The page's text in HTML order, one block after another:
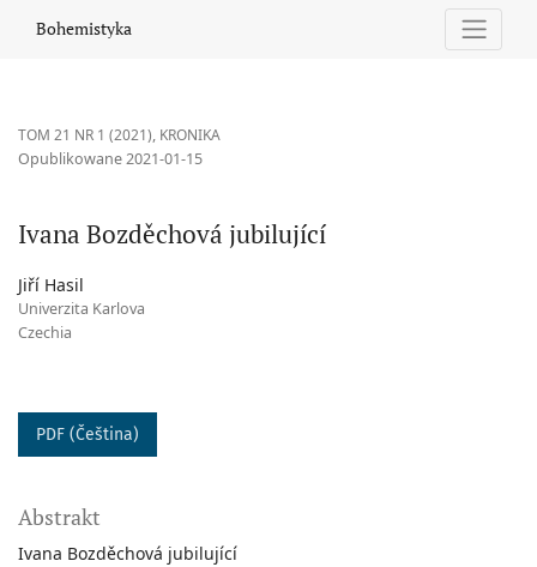
Bohemistyka
TOM 21 NR 1 (2021), KRONIKA
Ivana Bozděchová jubilující
Opublikowane 2021-01-15
Jiří Hasil
Univerzita Karlova
Czechia
PDF (Čeština)
Abstrakt
Ivana Bozděchová jubilující